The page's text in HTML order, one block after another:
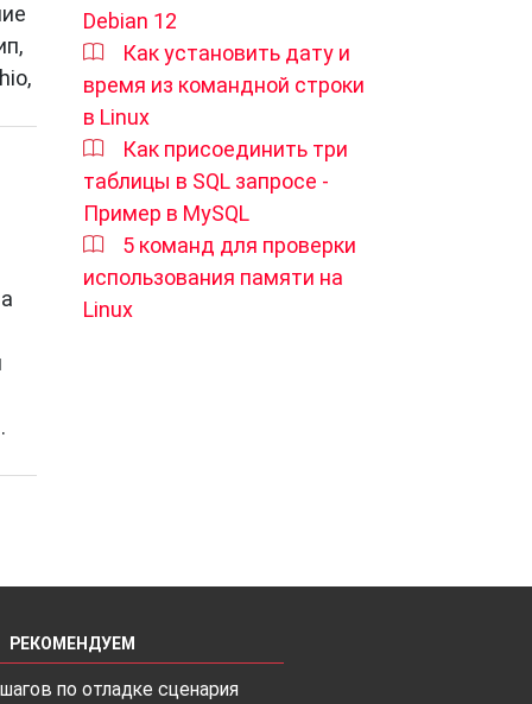
Debian 12
Как установить дату и
время из командной строки
в Linux
Как присоединить три
таблицы в SQL запросе -
Пример в MySQL
5 команд для проверки
использования памяти на
Linux
РЕКОМЕНДУЕМ
по отладке сценария